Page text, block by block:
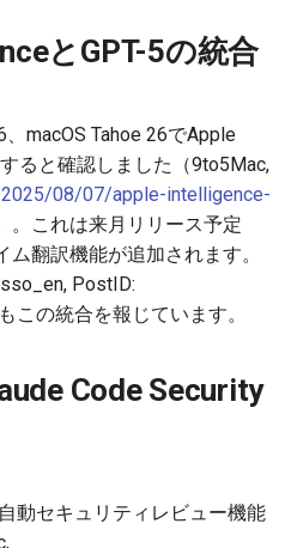
2026-04-16
2026-04-15
2026-04-14
2026-04-13
2026-04-12
2026-04-10
2025-10-01
2025-09-30
2025-09-29
2025-09-28
2025-09-27
2025-09-25
2026-04-13
2026-04-12
2026-04-11
2026-04-10
2026-04-09
2026-04-07
2025-10-01
2025-09-30
2025-09-29
2025-09-28_week
2025-09-27
2025-09-25
2026-04-12
2026-04-11
2026-04-10
2026-04-09
2026-04-08
2026-04-06
2025-10-01
2025-09-30
2025-09-29
2025-09-28
2025-09-27
2025-09-25
とGPT-5の統合
macOS Tahoe 26でApple
ると確認しました（9to5Mac,
08/07/apple-intelligence-
。これは来月リリース予定
翻訳機能が追加されます。
PostID:
この統合を報じています。
Code Security
動セキュリティレビュー機能